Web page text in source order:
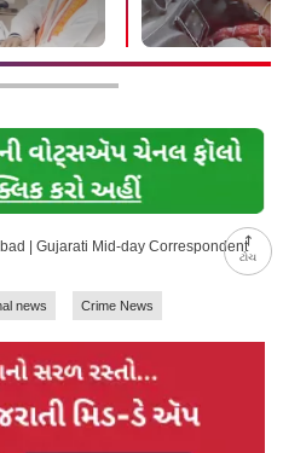
ટોચ
| Gujarati Mid-day Correspondent
news Crime News